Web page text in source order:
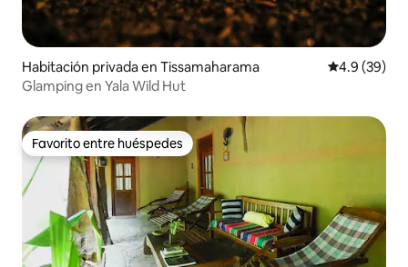
Habitación privada en Tissamaharama Calificación
4.9 (39)
Glamping en Yala Wild Hut
Favorito entre huéspedes
Favorito entre huéspedes